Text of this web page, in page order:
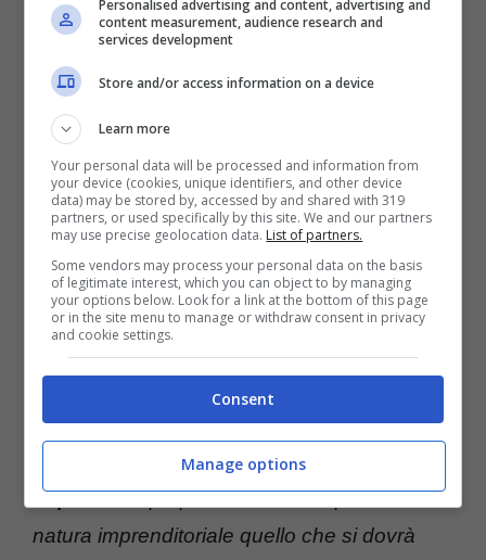
parte dei debitori o aumentare il rischio di un
effetto valanga quando dovessero cessare.
Però anche ritirarle troppo presto sarebbe
rischioso”
imprese hanno ancora bisogno dimisure di
sostegno.
Ma non basta…
economia politica all’Università Bocconi di
Milano, non si possono sostenere tutte le
imprese.“È proprio un cambio epocale di
natura imprenditoriale quello che si dovrà
Personalised advertising and content, advertising and
content measurement, audience research and
services development
Store and/or access information on a device
Learn more
Your personal data will be processed and information from
your device (cookies, unique identifiers, and other device
data) may be stored by, accessed by and shared with 319
partners, or used specifically by this site. We and our partners
may use precise geolocation data. List of partners.
Some vendors may process your personal data on the basis
of legitimate interest, which you can object to by managing
your options below. Look for a link at the bottom of this page
or in the site menu to manage or withdraw consent in privacy
and cookie settings.
Consent
Manage options